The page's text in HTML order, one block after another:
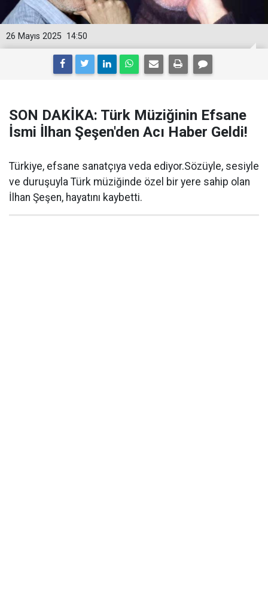
14:50
26 Mayıs 2025
SON DAKİKA: Türk Müziğinin Efsane
İsmi İlhan Şeşen'den Acı Haber Geldi!
Türkiye, efsane sanatçıya veda ediyor.Sözüyle, sesiyle
ve duruşuyla Türk müziğinde özel bir yere sahip olan
İlhan Şeşen, hayatını kaybetti.